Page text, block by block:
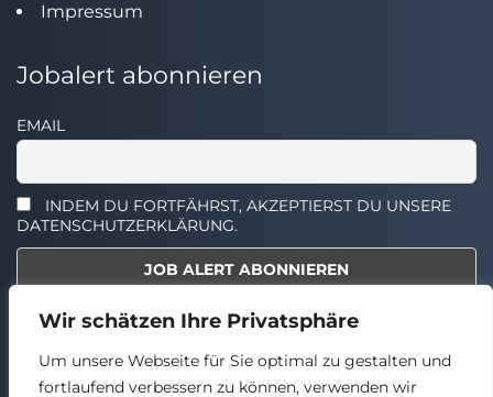
Wir schätzen Ihre Privatsphäre
Um unsere Webseite für Sie optimal zu gestalten und
fortlaufend verbessern zu können, verwenden wir
Impressum
Jobalert abonnieren
EMAIL
INDEM DU FORTFÄHRST, AKZEPTIERST DU UNSERE
DATENSCHUTZERKLÄRUNG.
Select the widget you want to show.